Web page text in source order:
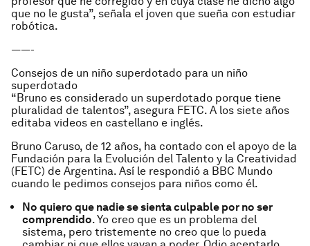
que no le gusta”, señala el joven que sueña con estudiar
robótica.
——-
Consejos de un niño superdotado para un niño
superdotado
“Bruno es considerado un superdotado porque tiene
pluralidad de talentos”, asegura FETC. A los siete años
editaba videos en castellano e inglés.
Bruno Caruso, de 12 años, ha contado con el apoyo de la
Fundación para la Evolución del Talento y la Creatividad
(FETC) de Argentina. Así le respondió a BBC Mundo
cuando le pedimos consejos para niños como él.
No quiero que nadie se sienta culpable por no ser
comprendido. Yo creo que es un problema del
sistema, pero tristemente no creo que lo pueda